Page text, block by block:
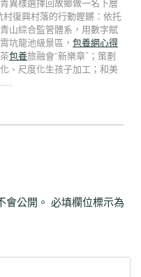
異樣選擇回故鄉做一名下層
復興村落的行動鏗鏘：依托
山綜合監管體系，用數字賦
坑龍池級景區， 包養網心得
包養旅融會“新樂章”；策劃
、尺度化生孩子加工；和美
會公開。 必填欄位標示為